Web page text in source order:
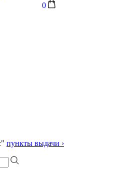
0
пункты выдачи ›